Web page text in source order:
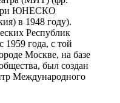
при ЮНЕСКО
в 1948 году).
Республик
года, с той
Москве, на базе
был создан
Международного